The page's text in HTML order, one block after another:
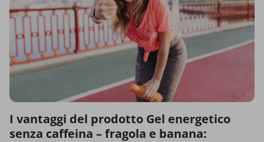
I vantaggi del prodotto Gel energetico
senza caffeina – fragola e banana: